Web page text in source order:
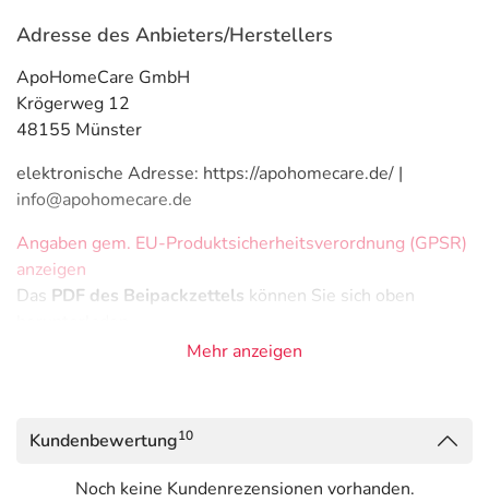
Adresse des Anbieters/Herstellers
ApoHomeCare GmbH
Krögerweg 12
48155 Münster
elektronische Adresse: https://apohomecare.de/ |
info@apohomecare.de
Angaben gem. EU-Produktsicherheitsverordnung (GPSR)
anzeigen
Das PDF des Beipackzettels können Sie sich oben
Mehr anzeigen
Kundenbewertung10
Noch keine Kundenrezensionen vorhanden.